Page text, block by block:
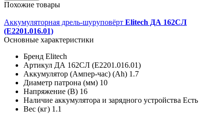
Похожие товары
Аккумуляторная дрель-шуруповёрт Elitech ДА 162СЛ
(E2201.016.01)
Основные характеристики
Бренд Elitech
Артикул ДА 162СЛ (E2201.016.01)
Аккумулятор (Ампер-час) (Ah) 1.7
Диаметр патрона (мм) 10
Напряжение (В) 16
Наличие аккумулятора и зарядного устройства Есть
Вес (кг) 1.1